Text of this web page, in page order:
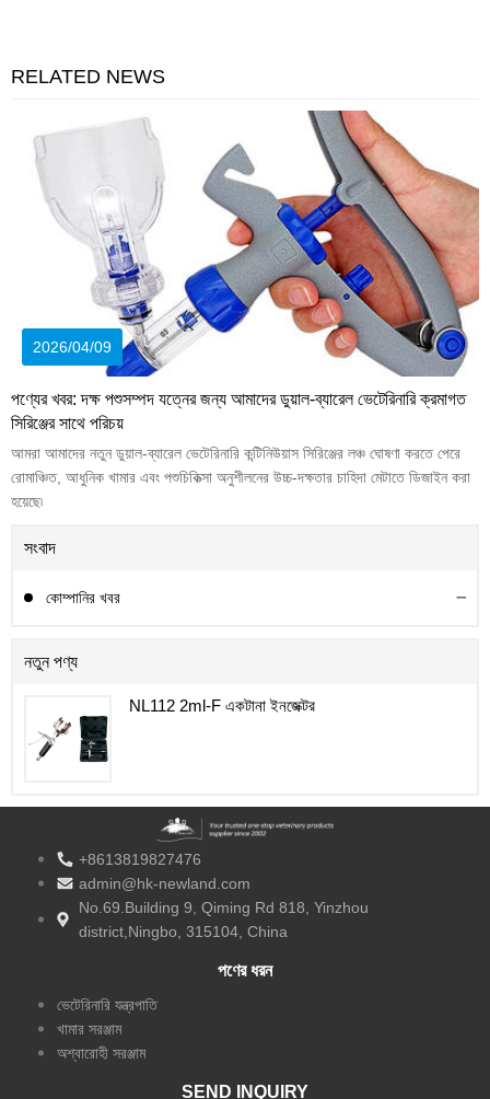
RELATED NEWS
2026/04/09
পণ্যের খবর: দক্ষ পশুসম্পদ যত্নের জন্য আমাদের ডুয়াল-ব্যারেল ভেটেরিনারি ক্রমাগত
সিরিঞ্জের সাথে পরিচয়
আমরা আমাদের নতুন ডুয়াল-ব্যারেল ভেটেরিনারি কন্টিনিউয়াস সিরিঞ্জের লঞ্চ ঘোষণা করতে পেরে
রোমাঞ্চিত, আধুনিক খামার এবং পশুচিকিত্সা অনুশীলনের উচ্চ-দক্ষতার চাহিদা মেটাতে ডিজাইন করা
হয়েছে৷
সংবাদ
কোম্পানির খবর
নতুন পণ্য
NL112 2ml-F একটানা ইনজেক্টর
+8613819827476
admin@hk-newland.com
No.69.Building 9, Qiming Rd 818, Yinzhou
district,Ningbo, 315104, China
পণের ধরন
ভেটেরিনারি যন্ত্রপাতি
খামার সরঞ্জাম
অশ্বারোহী সরঞ্জাম
SEND INQUIRY